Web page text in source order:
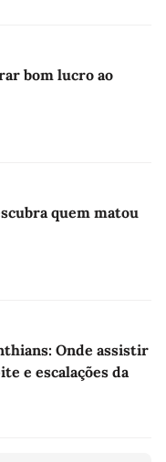
bom lucro ao
quem matou
Onde assistir
e escalações da